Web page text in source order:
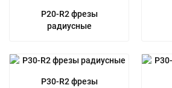
P20-R2 фрезы
радиусные
P30-R2 фрезы